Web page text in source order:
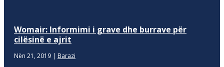
Womair: Informimi i grave dhe burrave për
cilësinë e ajrit
Nën 21, 2019 | Barazi